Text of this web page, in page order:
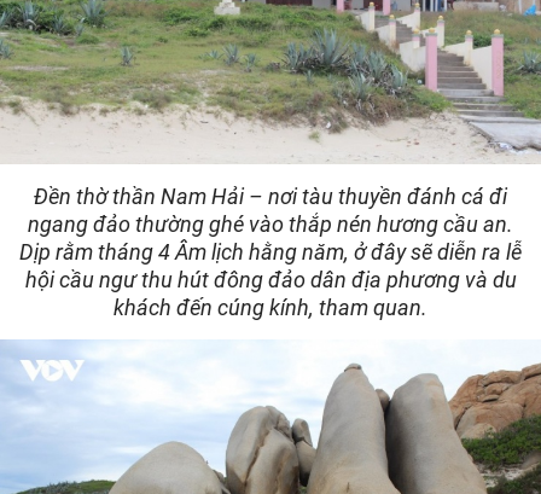
Đền thờ thần Nam Hải – nơi tàu thuyền đánh cá đi
ngang đảo thường ghé vào thắp nén hương cầu an.
Dịp rằm tháng 4 Âm lịch hằng năm, ở đây sẽ diễn ra lễ
hội cầu ngư thu hút đông đảo dân địa phương và du
khách đến cúng kính, tham quan.